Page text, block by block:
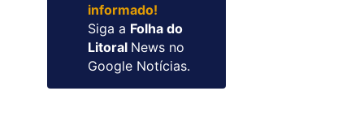
informado!
Siga a Folha do
Litoral News no
Google Notícias.